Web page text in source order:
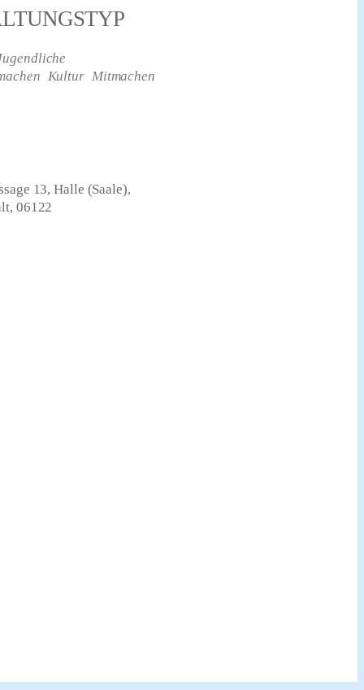
Kultur Mitmachen
13, Halle (Saale),
06122